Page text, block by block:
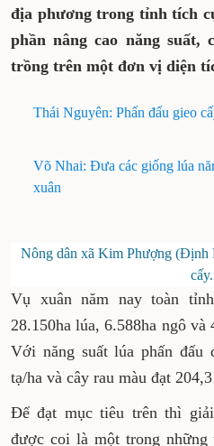
địa phương trong tỉnh tích
phần nâng cao năng
trồng trên một đơn vị diện
Thái Nguyên: Phấn đấu gieo
Võ Nhai: Đưa các giống lúa
xuân
Nông dân xã Kim Phượng (Định
cấy.
Vụ xuân năm nay toàn
28.150ha lúa, 6.588ha ngô và
Với năng suất lúa phấn đấu
tạ/ha và cây rau màu đạt
Để đạt mục tiêu trên thì
được coi là một trong những